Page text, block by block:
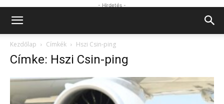
- Hirdetés -
Kezdőlap Címkék Hszi Csin-ping
Címke: Hszi Csin-ping